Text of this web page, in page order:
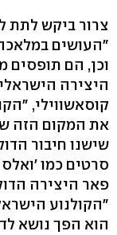
צרור ביקש לתת
"העושים
וכן, הם תופסים
היצירה
קוסאשווילי,
את המקום הזה
שישנו חיבור
סרטים כמו
פאר היצירה
"הקולנוע
הוא הפך נושא